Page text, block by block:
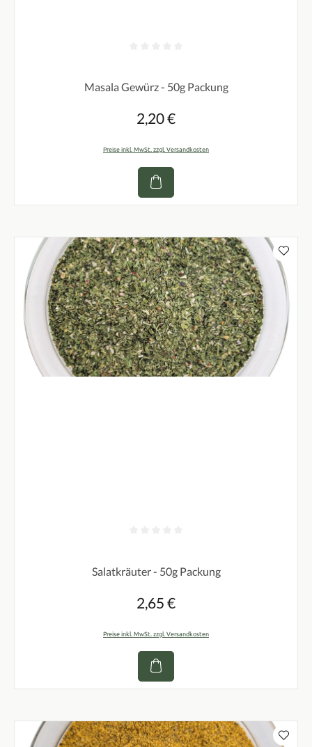
Masala Gewürz - 50g Packung
Regulärer Preis:
2,20 €
Preise inkl. MwSt. zzgl. Versandkosten
Salatkräuter - 50g Packung
Regulärer Preis:
2,65 €
Preise inkl. MwSt. zzgl. Versandkosten